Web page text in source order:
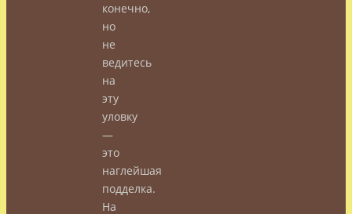
конечно,
но
не
ведитесь
на
эту
уловку
—
это
наглейшая
подделка.
На